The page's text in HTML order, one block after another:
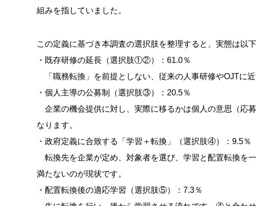
組みを指していました。
この定義に基づき本調査の選択肢を整理すると、実態は以
・既存研修の延長（選択肢①②）：61.0％
「職務転換」を前提としない、従来の人事研修やOJTに近
・個人主導の公募制（選択肢③）：20.5％
企業の機会提供に対し、実際に移るかは個人の意思（応
なります。
・政府定義に合致する「学習＋転換」（選択肢④）：9.5
転換先を企業が定め、対象者を選び、学習と配置転換を
満たないのが現状です。
・配置転換後の適応学習（選択肢⑤）：7.3％